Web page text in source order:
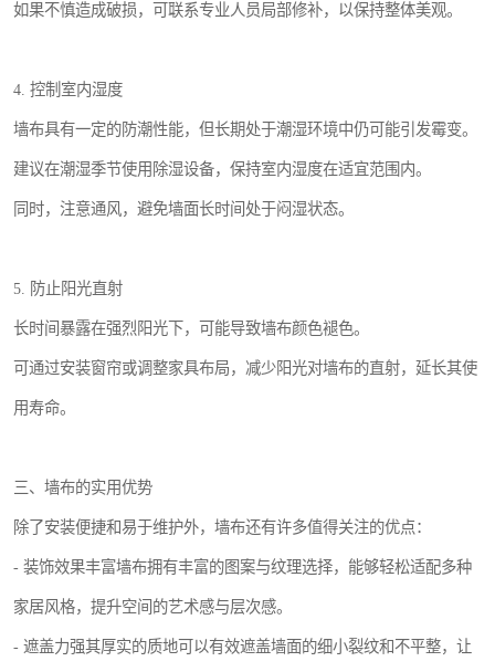
如果不慎造成破损，可联系专业人员局部修补，以保持整体美观。
4. 控制室内湿度
墙布具有一定的防潮性能，但长期处于潮湿环境中仍可能引发霉变。
建议在潮湿季节使用除湿设备，保持室内湿度在适宜范围内。
同时，注意通风，避免墙面长时间处于闷湿状态。
5. 防止阳光直射
长时间暴露在强烈阳光下，可能导致墙布颜色褪色。
可通过安装窗帘或调整家具布局，减少阳光对墙布的直射，延长其使
用寿命。
三、墙布的实用优势
除了安装便捷和易于维护外，墙布还有许多值得关注的优点：
- 装饰效果丰富墙布拥有丰富的图案与纹理选择，能够轻松适配多种
家居风格，提升空间的艺术感与层次感。
- 遮盖力强其厚实的质地可以有效遮盖墙面的细小裂纹和不平整，让